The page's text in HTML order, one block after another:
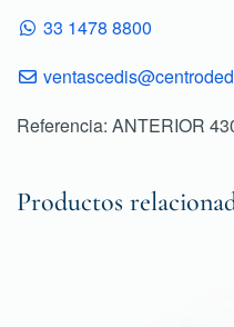
33 1478 8800
Referencia: ANTERIOR
Productos